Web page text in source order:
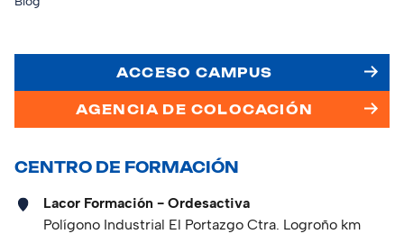
ACCESO CAMPUS
AGENCIA DE COLOCACIÓN
CENTRO DE FORMACIÓN
Lacor Formación - Ordesactiva
Polígono Industrial El Portazgo Ctra. Logroño km